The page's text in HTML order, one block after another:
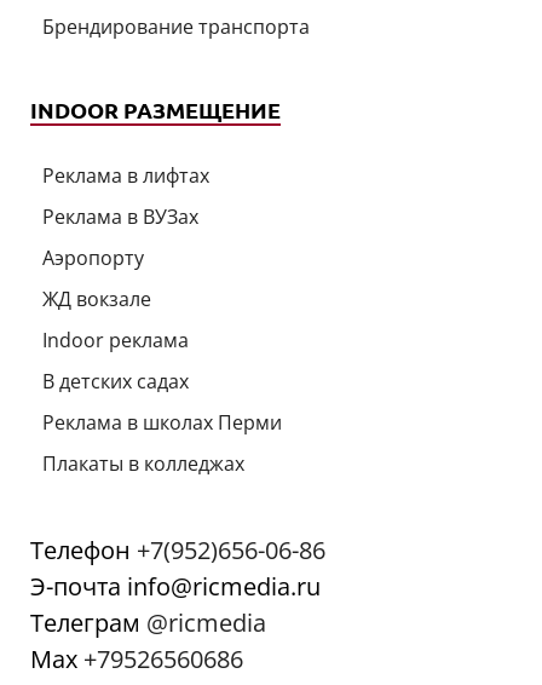
Брендирование транспорта
INDOOR РАЗМЕЩЕНИЕ
Реклама в лифтах
Реклама в ВУЗах
Аэропорту
ЖД вокзале
Indoor реклама
В детских садах
Реклама в школах Перми
Плакаты в колледжах
Телефон +7(952)656-06-86
Э-почта info@ricmedia.ru
Телеграм @ricmedia
Мах +79526560686